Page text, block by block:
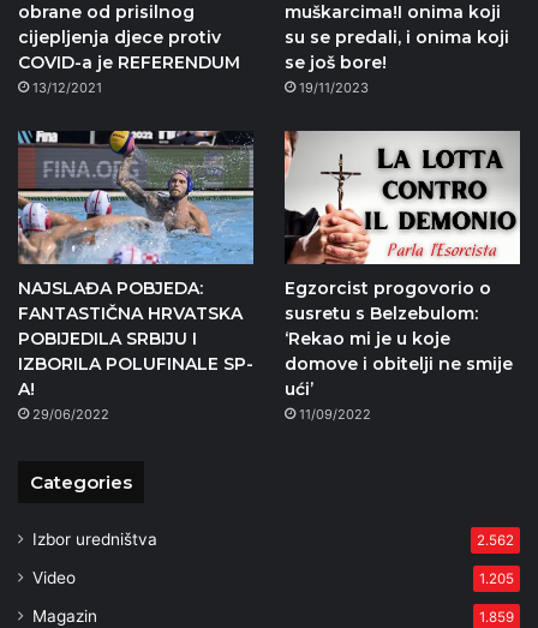
obrane od prisilnog
cijepljenja djece protiv
COVID-a je REFERENDUM
13/12/2021
muškarcima!I onima koji
su se predali, i onima koji
se još bore!
19/11/2023
NAJSLAĐA POBJEDA:
FANTASTIČNA HRVATSKA
POBIJEDILA SRBIJU I
IZBORILA POLUFINALE SP-
A!
29/06/2022
Egzorcist progovorio o
susretu s Belzebulom:
‘Rekao mi je u koje
domove i obitelji ne smije
ući’
11/09/2022
Categories
Izbor uredništva 2.562
Video 1.205
Magazin 1.859